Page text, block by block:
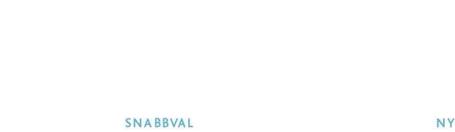
SNABBVAL